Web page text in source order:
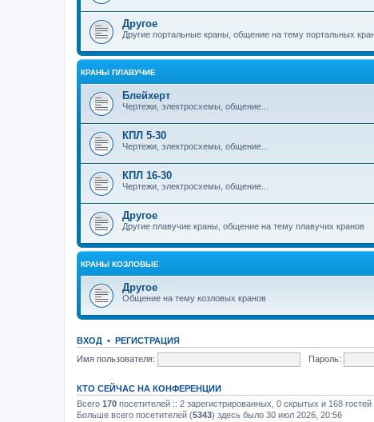
Другое
Другие портальные краны, общение на тему портальных
КРАНЫ ПЛАВУЧИЕ
Блейхерт
Чертежи, электросхемы, общение...
КПЛ 5-30
Чертежи, электросхемы, общение...
КПЛ 16-30
Чертежи, электросхемы, общение...
Другое
Другие плавучие краны, общение на тему плавучих кранов
КРАНЫ КОЗЛОВЫЕ
Другое
Общение на тему козловых кранов
ВХОД • РЕГИСТРАЦИЯ
Имя пользователя:
Пароль:
КТО СЕЙЧАС НА КОНФЕРЕНЦИИ
Всего 170 посетителей :: 2 зарегистрированных, 0 скрытых и 168
Больше всего посетителей (5343) здесь было 30 июл 2026, 20:56